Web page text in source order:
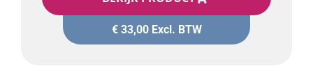
€33,00Excl. BTW